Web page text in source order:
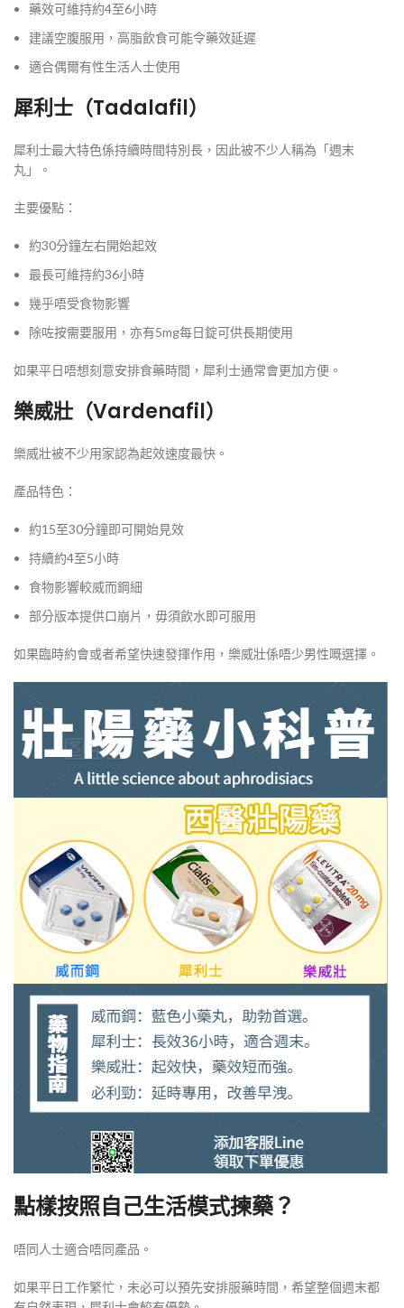
藥效可維持約4至6小時
建議空腹服用，高脂飲食可能令藥效延遲
適合偶爾有性生活人士使用
犀利士（Tadalafil）
犀利士最大特色係持續時間特別長，因此被不少人稱為「週末
丸」。
主要優點：
約30分鐘左右開始起效
最長可維持約36小時
幾乎唔受食物影響
除咗按需要服用，亦有5mg每日錠可供長期使用
如果平日唔想刻意安排食藥時間，犀利士通常會更加方便。
樂威壯（Vardenafil）
樂威壯被不少用家認為起效速度最快。
產品特色：
約15至30分鐘即可開始見效
持續約4至5小時
食物影響較威而鋼細
部分版本提供口崩片，毋須飲水即可服用
如果臨時約會或者希望快速發揮作用，樂威壯係唔少男性嘅選擇。
點樣按照自己生活模式揀藥？
唔同人士適合唔同產品。
如果平日工作繁忙，未必可以預先安排服藥時間，希望整個週末都